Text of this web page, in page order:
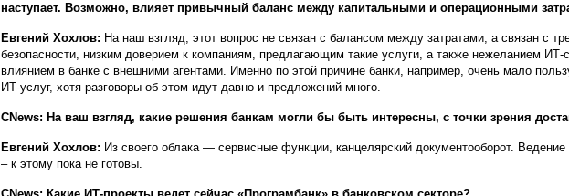
наступает. Возможно, влияет привычный баланс между капитальными и операционными
Евгений Хохлов: На наш взгляд, этот вопрос не связан с балансом между затратами, а связан с
безопасности, низким доверием к компаниям, предлагающим такие услуги, а также нежеланием
влиянием в банке с внешними агентами. Именно по этой причине банки, например, очень мало
ИТ-услуг, хотя разговоры об этом идут давно и предложений много.
CNews: На ваш взгляд, какие решения банкам могли бы быть интересны, с точки зрения
Евгений Хохлов: Из своего облака — сервисные функции, канцелярский документооборот.
– к этому пока не готовы.